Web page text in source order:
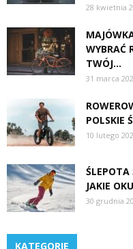
28 kwietnia
WYBRAĆ
TWÓJ...
31 marca
POLSKIE
10 lutego
ŚLEPOTA
JAKIE
30 grudnia
KATEGORIE